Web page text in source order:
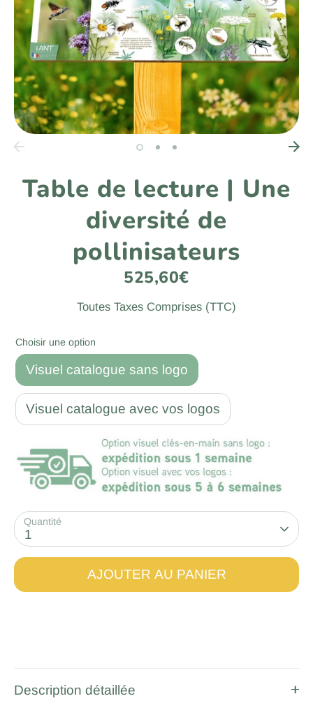
Table de lecture | Une
diversité de
pollinisateurs
525,60€
Toutes Taxes Comprises (TTC)
Choisir une option
Visuel catalogue sans logo
Visuel catalogue avec vos logos
Quantité
1
AJOUTER AU PANIER
Description détaillée